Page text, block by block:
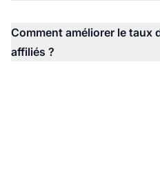
Comment améliorer le taux
affiliés ?